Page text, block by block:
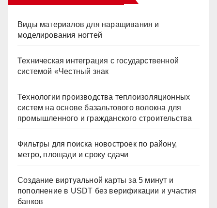
Виды материалов для наращивания и
моделирования ногтей
Техническая интеграция с государственной
системой «Честный знак
Технологии производства теплоизоляционных
систем на основе базальтового волокна для
промышленного и гражданского строительства
Фильтры для поиска новостроек по району,
метро, площади и сроку сдачи
Создание виртуальной карты за 5 минут и
пополнение в USDT без верификации и участия
банков